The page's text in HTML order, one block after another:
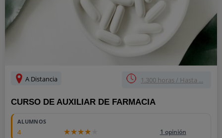
A Distancia 1.300 horas / Hasta ...
CURSO DE AUXILIAR DE FARMACIA
ALUMNOS
4 1 opinión